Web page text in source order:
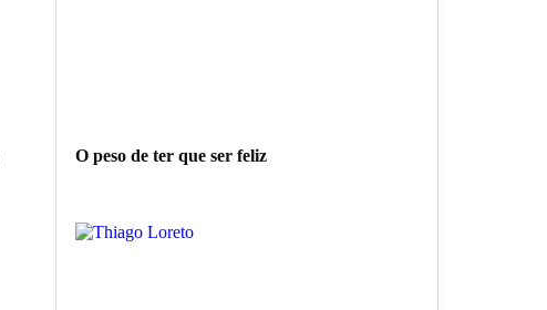
O peso de ter que ser feliz